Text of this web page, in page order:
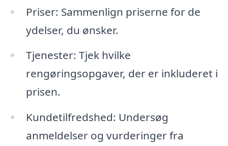
Priser: Sammenlign priserne for de
ydelser, du ønsker.
Tjenester: Tjek hvilke
rengøringsopgaver, der er inkluderet i
prisen.
Kundetilfredshed: Undersøg
anmeldelser og vurderinger fra